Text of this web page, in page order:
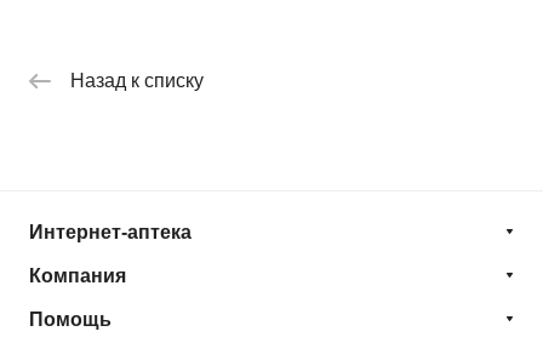
Назад к списку
Интернет-аптека
Компания
Помощь